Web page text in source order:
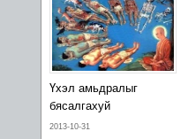
Үхэл амьдралыг
бясалгахуй
2013-10-31